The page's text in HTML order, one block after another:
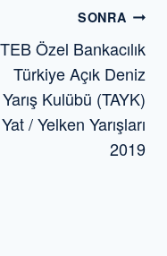
SONRA
TEB Özel Bankacılık
Türkiye Açık Deniz
Yarış Kulübü (TAYK)
Yat / Yelken Yarışları
2019